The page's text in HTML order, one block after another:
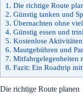
1. Die richtige Route
2. Günstig tanken und
3. Übernachten ohne
4. Günstig essen und
5. Kostenlose
6. Mautgebühren und
7. Mitfahrgelegenheiten
8. Fazit: Ein Roadtrip
Die richtige Route planen